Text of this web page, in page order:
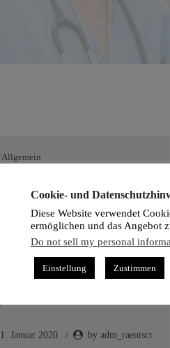
Allgemein
1. Januar 2020
by adm_raentscr
Cookie- und
Diese Website verwendet
ermöglichen und das Angebot
Do not sell my personal
Einstellung Zustimmen